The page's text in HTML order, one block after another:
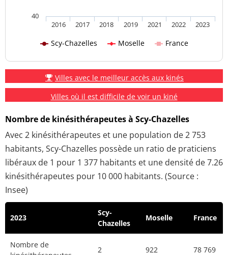
Scy-Chazelles Moselle France
2016 2017 2018 2019 2021 2022 2023
40
Villes avec le meilleur accès aux kinés
Villes où il est difficile de voir un kiné
Nombre de kinésithérapeutes à Scy-Chazelles
Avec 2 kinésithérapeutes et une population de 2 753
habitants, Scy-Chazelles possède un ratio de praticiens
libéraux de 1 pour 1 377 habitants et une densité de 7.26
kinésithérapeutes pour 10 000 habitants. (Source :
Insee)
2023
Scy-
Chazelles
Moselle France
Nombre de
2 922 78 769